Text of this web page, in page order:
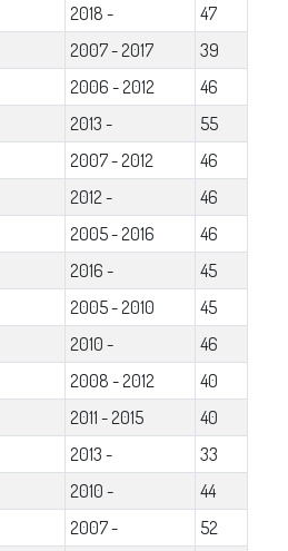
2018 -
47
2007 - 2017
39
2006 - 2012
46
2013 -
55
2007 - 2012
46
2012 -
46
2005 - 2016
46
2016 -
45
2005 - 2010
45
2010 -
46
2008 - 2012
40
2011 - 2015
40
2013 -
33
2010 -
44
2007 -
52